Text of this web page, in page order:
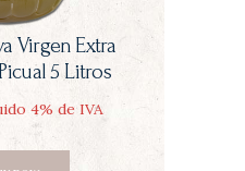
Virgen Extra
5 Litros
4% de IVA